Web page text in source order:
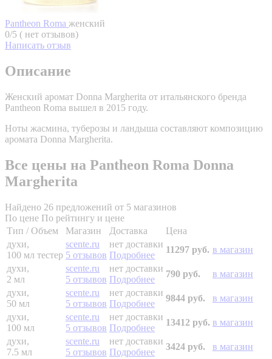
Pantheon Roma женский
0/5 ( нет отзывов)
Написать отзыв
Описание
Женский аромат Donna Margherita от итальянского бренда
Pantheon Roma вышел в 2015 году.
Ноты жасмина, туберозы и ландыша составляют композицию
аромата Donna Margherita.
Все цены на Pantheon Roma Donna
Margherita
Найдено 26 предложений от 5 магазинов
По цене По рейтингу и цене
Тип / Объем
Магазин Доставка
Цена
духи,
100 мл тестер
scente.ru
5 отзывов
нет доставки
Подробнее
11297 руб. в магазин
духи,
2 мл
scente.ru
5 отзывов
нет доставки
Подробнее
790 руб.
в магазин
духи,
50 мл
scente.ru
5 отзывов
нет доставки
Подробнее
9844 руб.
в магазин
духи,
100 мл
scente.ru
5 отзывов
нет доставки
Подробнее
13412 руб. в магазин
духи,
7.5 мл
scente.ru
5 отзывов
нет доставки
Подробнее
3424 руб.
в магазин